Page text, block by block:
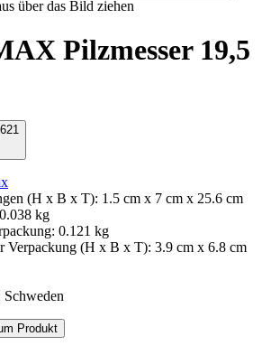
über das Bild ziehen
Pilzmesser 19,5
(H x B x T): 1.5 cm x 7 cm x 25.6 cm
0.038 kg
: 0.121 kg
Verpackung (H x B x T): 3.9 cm x 6.8 cm
Schweden
Produkt